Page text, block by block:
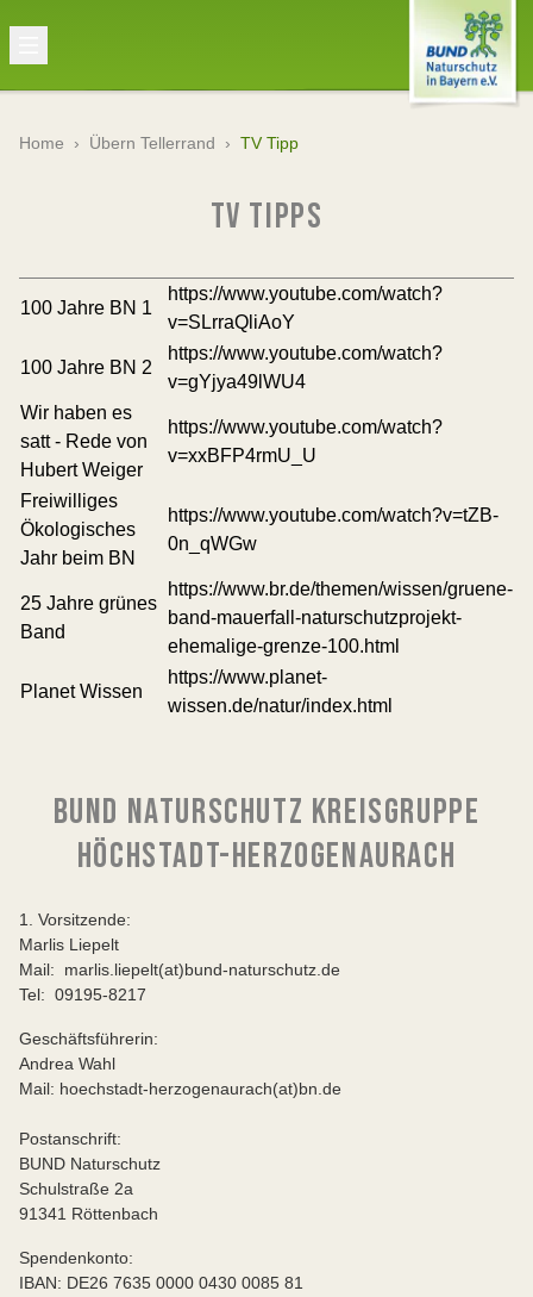
Home › Übern Tellerrand › TV Tipp
TV TIPPS
100 Jahre BN 1
https://www.youtube.com/watch?
v=SLrraQliAoY
100 Jahre BN 2
https://www.youtube.com/watch?
v=gYjya49lWU4
Wir haben es
satt - Rede von
Hubert Weiger
https://www.youtube.com/watch?
v=xxBFP4rmU_U
Freiwilliges
Ökologisches
Jahr beim BN
https://www.youtube.com/watch?v=tZB-
0n_qWGw
25 Jahre grünes
Band
https://www.br.de/themen/wissen/gruene-
band-mauerfall-naturschutzprojekt-
ehemalige-grenze-100.html
Planet Wissen
https://www.planet-
wissen.de/natur/index.html
BUND NATURSCHUTZ KREISGRUPPE
HÖCHSTADT-HERZOGENAURACH
1. Vorsitzende:
Marlis Liepelt
Mail: marlis.liepelt(at)bund-naturschutz.de
Tel: 09195-8217
Geschäftsführerin:
Andrea Wahl
Mail: hoechstadt-herzogenaurach(at)bn.de
Postanschrift:
BUND Naturschutz
Schulstraße 2a
91341 Röttenbach
Spendenkonto:
IBAN: DE26 7635 0000 0430 0085 81